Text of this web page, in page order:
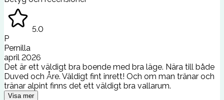
5.0
P
Pernilla
april 2026
Det är ett väldigt bra boende med bra läge. Nära till både
Duved och Åre. Väldigt fint inrett! Och om man tränar och
tränar alpint finns det ett väldigt bra vallarum.
Visa mer